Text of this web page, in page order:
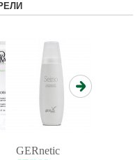
GERnetic